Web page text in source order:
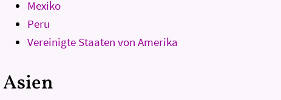
Mexiko
Peru
Vereinigte Staaten von Amerika
Asien